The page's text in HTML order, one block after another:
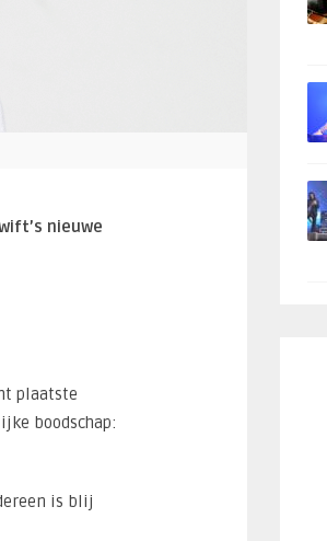
nieuwe
plaatste
boodschap:
is blij